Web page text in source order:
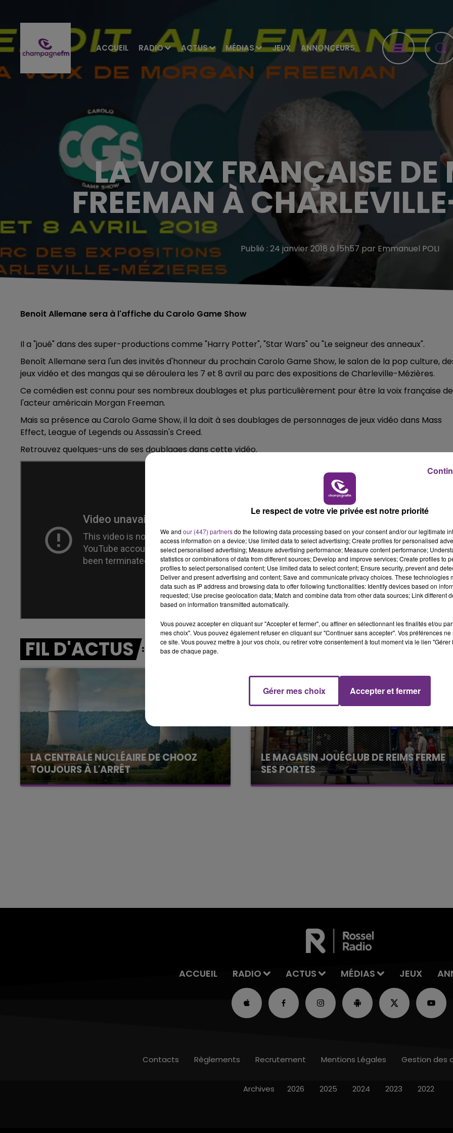
ACCUEIL RADIO ACTUS MÉDIAS JEUX ANNONCEURS
15h00 - 19h00
LE CLUB CHAMPAGNE FM
LA VOIX FRANÇAISE DE
FREEMAN À
Publié : 24 janvier 2018 à 15h57 par Emmanuel POLI
Benoit Allemane sera à l'affiche du Carolo Game Show
Il a "joué" dans des super-productions comme "Harry Potter", "Star Wars" ou "Le seigneur des anneaux".
Benoît Allemane sera l'un des invités d'honneur du prochain Carolo Game Show, le salon de la pop culture,
jeux vidéo et des mangas qui se déroulera les 7 et 8 avril au parc des expositions de Charleville-Mézières.
Ce comédien est connu pour ses nombreux doublages et plus particulièrement pour être la voix française de
l'acteur américain Morgan Freeman.
Mais sa présence au Carolo Game Show, il la doit à ses doublages de personnages de jeux vidéo dans Mass
Effect, League of Legends ou Assassin's Creed.
Retrouvez quelques-uns de ses doublages dans cette vidéo.
FIL D'ACTUS
LA CENTRALE NUCLÉAIRE DE CHOOZ
TOUJOURS À L'ARRÊT
Cela fait déjà une semaine que la centrale
LE MAGASIN JOUÉCLUB DE REIMS FERME
SES PORTES
C'était l'une des institutions du centre-ville
15h00 - 19h00
Le Club Champagne FM
ACCUEIL RADIO ACTUS MÉDIAS JEUX
Contacts Règlements Recrutement Mentions Légales Gestion des
Archives 2026 2025 2024 2023 2022
Le respect de votre vie privée est notre priorité
We and our (447) partnersdo the following data processing based on your consent and/or our legitimate
access information on a device; Use limited data to select advertising; Create profiles for personalised
select personalised advertising; Measure advertising performance; Measure content performance;
statistics or combinations of data from different sources; Develop and improve services; Create profiles to
profiles to select personalised content; Use limited data to select content; Ensure security, prevent and
Deliver and present advertising and content; Save and communicate privacy choices. These technologies
data such as IP address and browsing data to offer following functionalities: Identify devices based on
requested; Use precise geolocation data; Match and combine data from other data sources; Link different
based on information transmitted automatically.
Vous pouvez accepter en cliquant sur "Accepter et fermer", ou affiner en sélectionnant les finalités et/ou
mes choix". Vous pouvez également refuser en cliquant sur "Continuer sans accepter". Vos préférences
ce site. Vous pouvez mettre à jour vos choix, ou retirer votre consentement à tout moment via le lien
bas de chaque page.
Gérer mes choix Accepter et fermer